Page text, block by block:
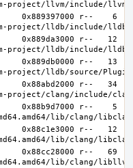
0x889397000 r--    6
0x889da3000 r--   12
0x889db0000 r--   13
0x88abd2000 r--   34
0x88b9d7000 r--    5
0x88c1e3000 r--   12
0x88cc28000 r--   69